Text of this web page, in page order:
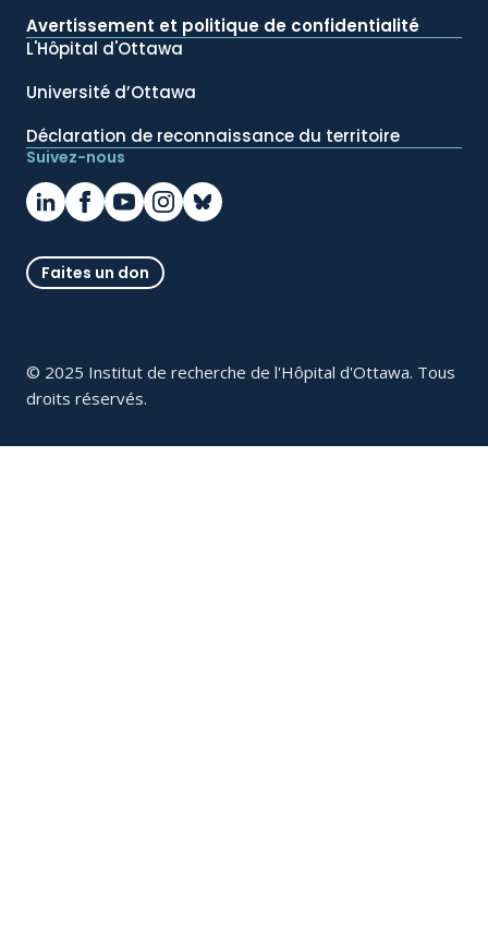
Avertissement et politique de confidentialité
L'Hôpital d'Ottawa
Université d’Ottawa
Déclaration de reconnaissance du territoire
Suivez-nous
Faites un don
© 2025 Institut de recherche de l'Hôpital d'Ottawa. Tous
droits réservés.